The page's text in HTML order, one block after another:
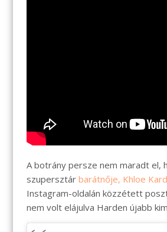
A botrány persze nem maradt el,
szupersztár barátnője, Khloe
Instagram-oldalán közzétett
nem volt elájulva Harden újabb